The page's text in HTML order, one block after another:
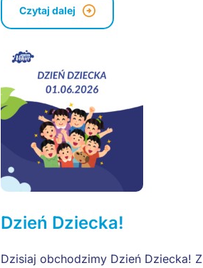
Czytaj dalej
Dzień Dziecka!
Dzisiaj obchodzimy Dzień Dziecka!